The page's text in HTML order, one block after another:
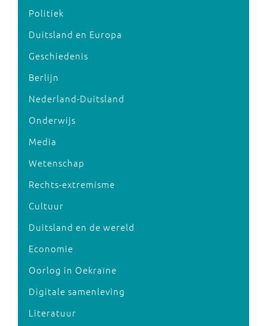
Politiek
Duitsland en Europa
Geschiedenis
Berlijn
Nederland-Duitsland
Onderwijs
Media
Wetenschap
Rechts-extremisme
Cultuur
Duitsland en de wereld
Economie
Oorlog in Oekraïne
Digitale samenleving
Literatuur